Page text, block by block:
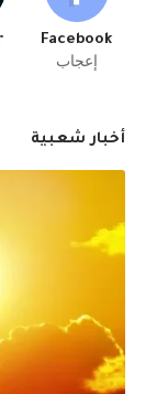
Facebook
إعجاب
أخبار شعبية